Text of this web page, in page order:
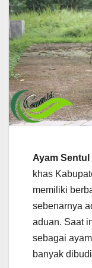
Ayam Sentul
khas
memiliki
sebenarnya
aduan. Saat
sebagai
banyak